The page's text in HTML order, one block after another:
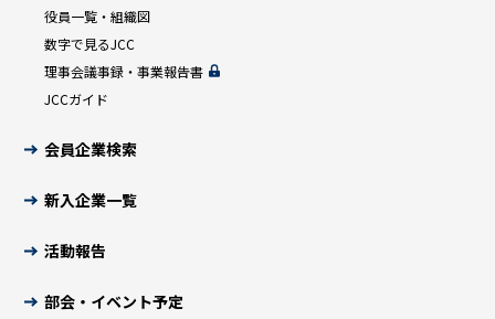
役員一覧・組織図
数字で見るJCC
理事会議事録・事業報告書
JCCガイド
会員企業検索
新入企業一覧
活動報告
部会・イベント予定